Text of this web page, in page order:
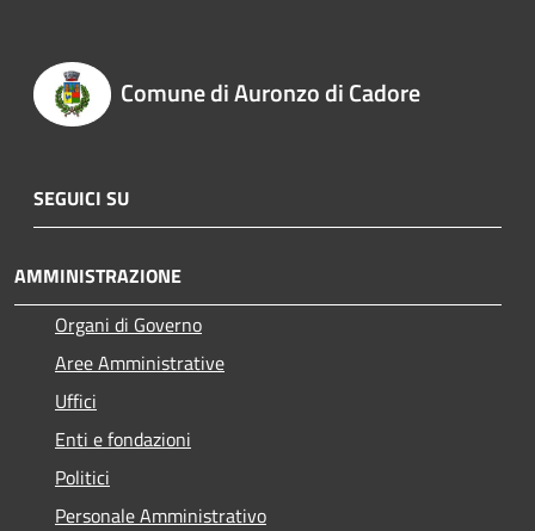
Comune di Auronzo di Cadore
SEGUICI SU
AMMINISTRAZIONE
Organi di Governo
Aree Amministrative
Uffici
Enti e fondazioni
Politici
Personale Amministrativo